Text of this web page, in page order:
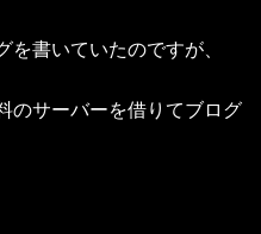
を書いていたのですが、
のサーバーを借りてブログ